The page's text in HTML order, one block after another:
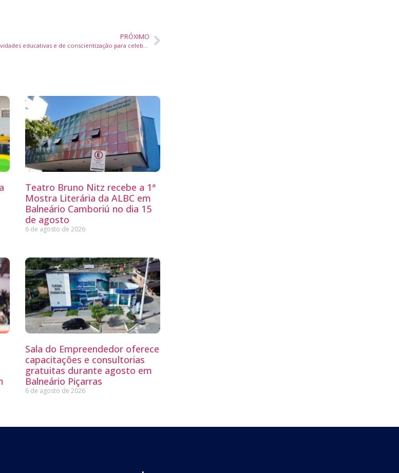
PRÓXIMO
Teatro Bruno Nitz recebe a 1ª
Mostra Literária da ALBC em
Balneário Camboriú no dia 15
de agosto
6 de agosto de 2026
Sala do Empreendedor oferece
capacitações e consultorias
gratuitas durante agosto em
Balneário Piçarras
6 de agosto de 2026